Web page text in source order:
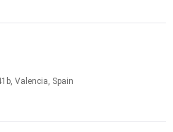
Valencia, Spain